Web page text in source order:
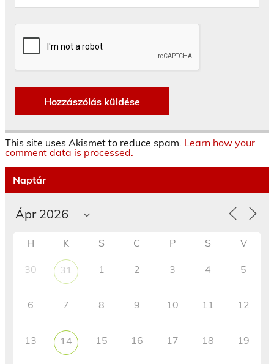
This site uses Akismet to reduce spam. Learn how your
comment data is processed.
Naptár
H K S C P S V
30 31 1 2 3 4 5
6 7 8 9 10 11 12
13 14 15 16 17 18 19